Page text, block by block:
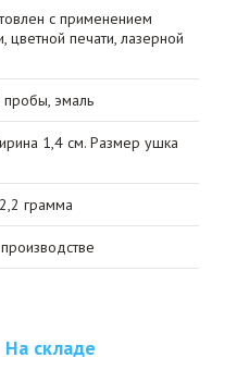
с применением
цветной печати, лазерной
эмаль
1,4 см. Размер ушка
грамма
На складе